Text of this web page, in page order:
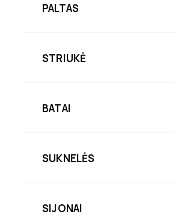
PALTAS
STRIUKĖ
BATAI
SUKNELĖS
SIJONAI